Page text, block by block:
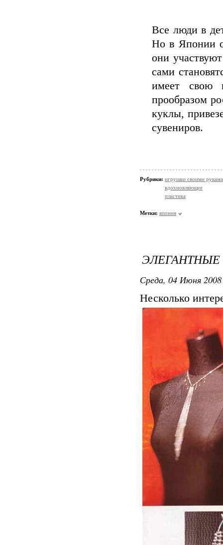
Все люди в
Но в Японии
они
сами
имеет свою
прообразом
куклы,
сувениров.
Рубрики: игрушки своими руками
вдохновляющее
пластика
Метки: япония
ЭЛЕГАНТНЫЕ
Среда, 04 Июня
Несколько